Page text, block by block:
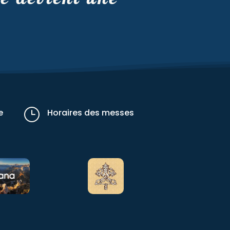
} Horaires des messes